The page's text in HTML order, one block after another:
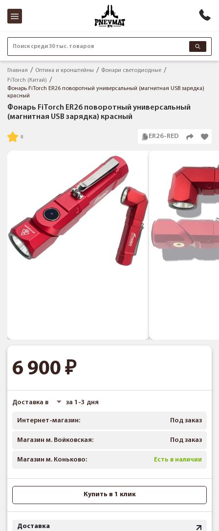
Поиск среди 30 тыс. товаров
Главная Оптика и кронштейны
Фонари светодиодные
FiTorch (Китай)
Фонарь FiTorch ER26 поворотный универсальный (магнитная USB зарядка)
красный
Фонарь FiTorch ER26 поворотный универсальный
(магнитная USB зарядка) красный
ER26-RED
6 900
Доставка в за 1-3 дня
Интернет-магазин: Под заказ
Магазин м. Войковская: Под заказ
Магазин м. Коньково: Есть в наличии
Купить в 1 клик
Доставка